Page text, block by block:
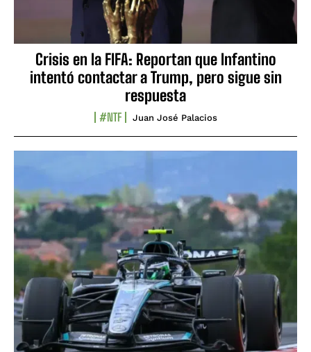
Crisis en la FIFA: Reportan que Infantino
intentó contactar a Trump, pero sigue sin
respuesta
#NTF Juan José Palacios